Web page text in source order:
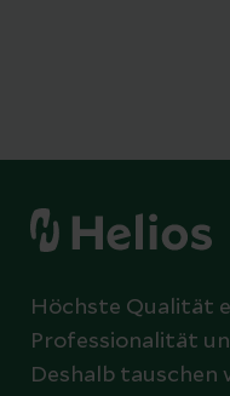
Höchste Qualität
Professionalität
Deshalb tauschen